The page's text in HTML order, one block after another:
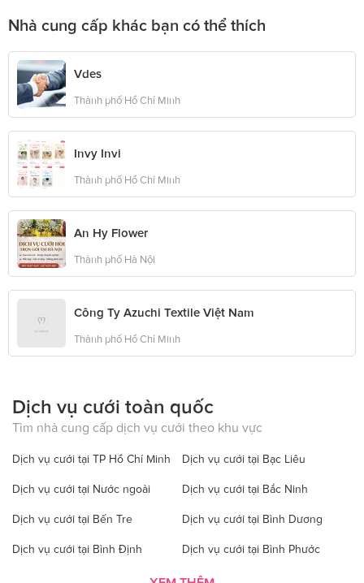
Nhà cung cấp khác bạn có thể thích
Vdes
Thành phố Hồ Chí Minh
Invy Invi
Thành phố Hồ Chí Minh
An Hy Flower
Thành phố Hà Nội
Công Ty Azuchi Textile Việt Nam
Thành phố Hồ Chí Minh
Dịch vụ cưới toàn quốc
Tìm nhà cung cấp dịch vụ cưới theo khu vực
Dịch vụ cưới tại TP Hồ Chí Minh Dịch vụ cưới tại Bạc Liêu
Dịch vụ cưới tại Nước ngoài Dịch vụ cưới tại Bắc Ninh
Dịch vụ cưới tại Bến Tre Dịch vụ cưới tại Bình Dương
Dịch vụ cưới tại Bình Định Dịch vụ cưới tại Bình Phước
Dịch vụ cưới tại Bình Thuận Dịch vụ cưới tại Cà Mau